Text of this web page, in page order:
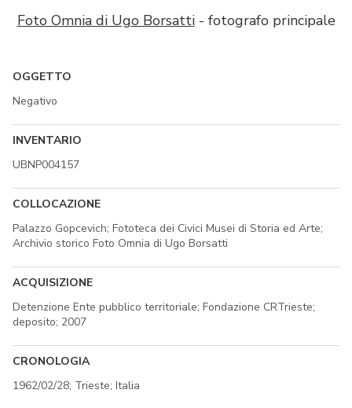
Foto Omnia di Ugo Borsatti- fotografo principale
OGGETTO
Negativo
INVENTARIO
UBNP004157
COLLOCAZIONE
Palazzo Gopcevich; Fototeca dei Civici Musei di Storia ed Arte;
Archivio storico Foto Omnia di Ugo Borsatti
ACQUISIZIONE
Detenzione Ente pubblico territoriale; Fondazione CRTrieste;
deposito; 2007
CRONOLOGIA
1962/02/28; Trieste; Italia